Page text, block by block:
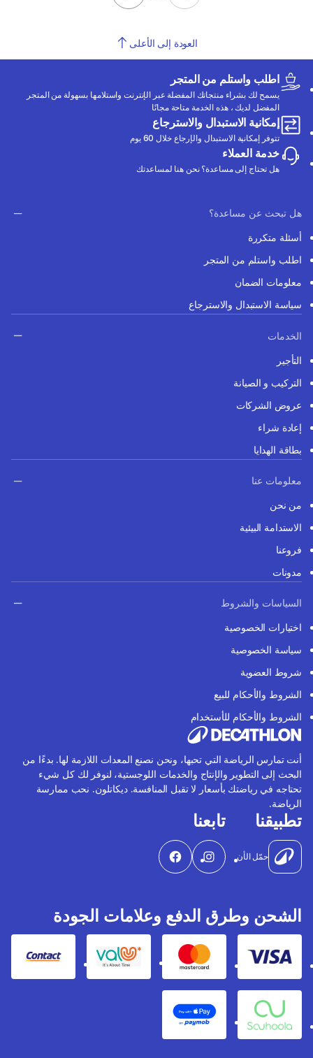
العودة إلى الأعلى
اطلب واستلم من المتجر
يسمح لك بشراء منتجاتك المفضلة عبر الإنترنت واستلامها بسهولة من المتجر
المفضل لديك ، هذه الخدمة متاحة مجانًا
إمكانية الاستبدال والاسترجاع
تتوفر إمكانية الاستبدال والإرجاع خلال 60 يوم
خدمة العملاء
هل تحتاج إلى مساعدة؟ نحن هنا لمساعدتك
هل تبحث عن مساعدة؟
أسئلة متكررة
اطلب واستلم من المتجر
معلومات الضمان
سياسة الاستبدال والاسترجاع
الخدمات
التأجير
التركيب و الصيانة
عروض الشركات
إعادة شراء
بطاقة الهدايا
معلومات عنا
من نحن
الاستدامة البيئية
فروعنا
مدونات
السياسات والشروط
اختيارات الخصوصية
سياسة الخصوصية
شروط العضوية
الشروط والأحكام للبيع
الشروط والأحكام للأستخدام
أنت تمارس الرياضة التي تحبها، ونحن نصنع المعدات اللازمة لها. بدءًا من
البحث إلى التطوير والإنتاج والخدمات اللوجستية، لنوفر لك كل شيء
تحتاجه في رياضتك بأسعار لا تقبل المنافسة. ديكاتلون. نحب ممارسة
الرياضة.
تطبيقنا
حمّل الأن
تابعنا
الشحن وطرق الدفع وعلامات الجودة
Visa
Mastercard
Valu
Contact
Souhoola
Apple Pay